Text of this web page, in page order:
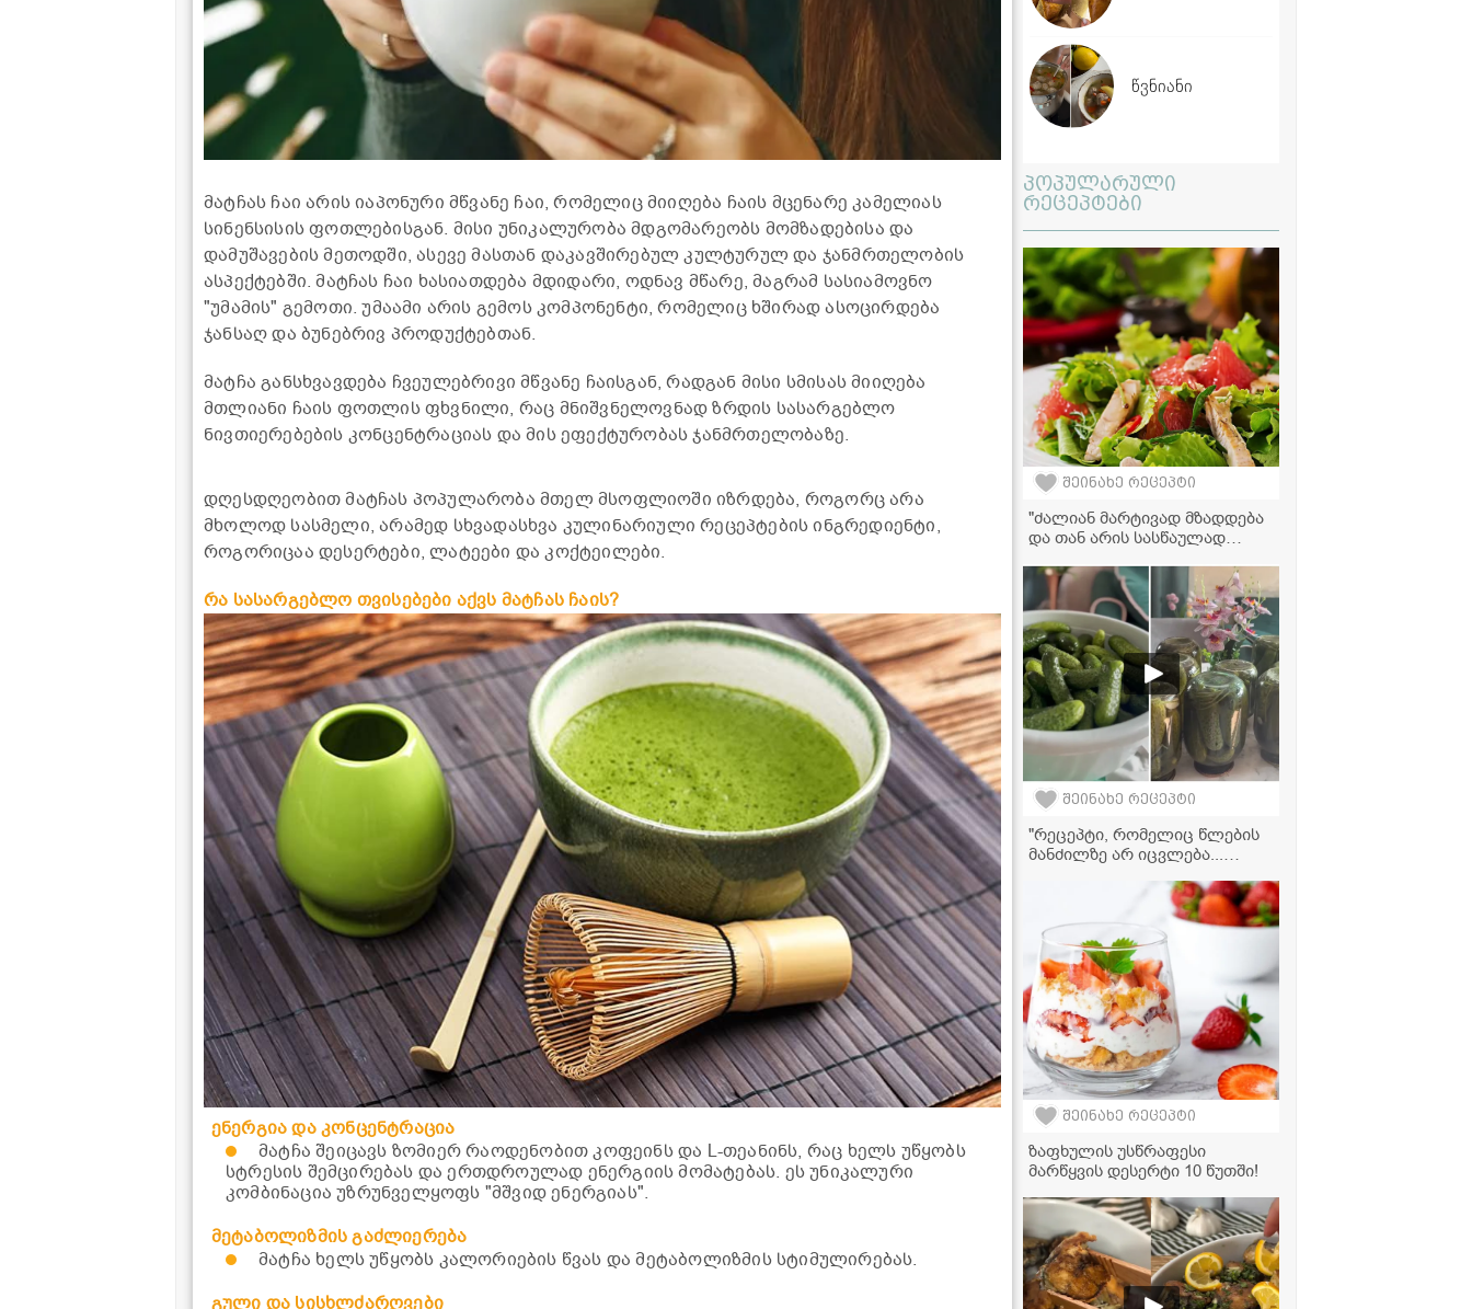
მატჩას ჩაი არის იაპონური მწვანე ჩაი, რომელიც მიიღება ჩაის მცენარე კამელიას
სინენსისის ფოთლებისგან. მისი უნიკალურობა მდგომარეობს მომზადებისა და
დამუშავების მეთოდში, ასევე მასთან დაკავშირებულ კულტურულ და ჯანმრთელობის
ასპექტებში. მატჩას ჩაი ხასიათდება მდიდარი, ოდნავ მწარე, მაგრამ სასიამოვნო
"უმამის" გემოთი. უმაამი არის გემოს კომპონენტი, რომელიც ხშირად ასოცირდება
ჯანსაღ და ბუნებრივ პროდუქტებთან.
მატჩა განსხვავდება ჩვეულებრივი მწვანე ჩაისგან, რადგან მისი სმისას მიიღება
მთლიანი ჩაის ფოთლის ფხვნილი, რაც მნიშვნელოვნად ზრდის სასარგებლო
ნივთიერებების კონცენტრაციას და მის ეფექტურობას ჯანმრთელობაზე.
დღესდღეობით მატჩას პოპულარობა მთელ მსოფლიოში იზრდება, როგორც არა
მხოლოდ სასმელი, არამედ სხვადასხვა კულინარიული რეცეპტების ინგრედიენტი,
როგორიცაა დესერტები, ლატეები და კოქტეილები.
რა სასარგებლო თვისებები აქვს მატჩას ჩაის?
ენერგია და კონცენტრაცია
მატჩა შეიცავს ზომიერ რაოდენობით კოფეინს და L-თეანინს, რაც ხელს უწყობს
სტრესის შემცირებას და ერთდროულად ენერგიის მომატებას. ეს უნიკალური
კომბინაცია უზრუნველყოფს "მშვიდ ენერგიას".
მეტაბოლიზმის გაძლიერება
მატჩა ხელს უწყობს კალორიების წვას და მეტაბოლიზმის სტიმულირებას.
გული და სისხლძარღვები
წვნიანი
პოპულარული
რეცეპტები
შეინახე რეცეპტი
"ძალიან მარტივად მზადდება
და თან არის სასწაულად
და ქათმის სალათა
შეინახე რეცეპტი
"რეცეპტი, რომელიც წლების
მანძილზე არ იცვლება...
კიტრის მწნილის რეცეპტი
შეინახე რეცეპტი
ზაფხულის უსწრაფესი
მარწყვის დესერტი 10 წუთში!